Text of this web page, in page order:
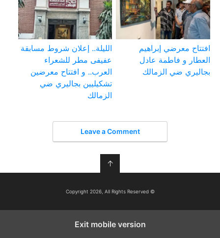
افتتاح معرضي إبراهيم
العطار و فاطمة عادل
بجاليري ضي الزمالك
الليلة.. إعلان شروط مسابقة
عفيفى مطر للشعراء
العرب.. و افتتاح معرضين
تشكيليين بجاليري ضي
الزمالك
Leave a Comment
↑
© Copyright 2026, All Rights Reserved
Exit mobile version